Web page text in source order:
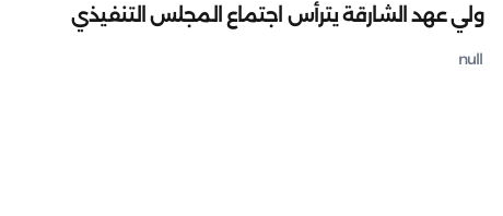
ولي عهد الشارقة يترأس اجتماع المجلس التنفيذي
null